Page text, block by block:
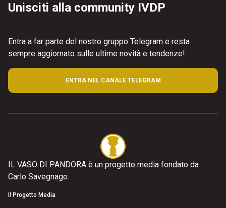
Unisciti alla community IVDP
Entra a far parte del nostro gruppo Telegram e resta
sempre aggiornato sulle ultime novità e tendenze!
ENTRA NEL CANALE TELEGRAM
IL VASO DI PANDORA è un progetto media fondato da
Carlo Savegnago.
Il Progetto Media